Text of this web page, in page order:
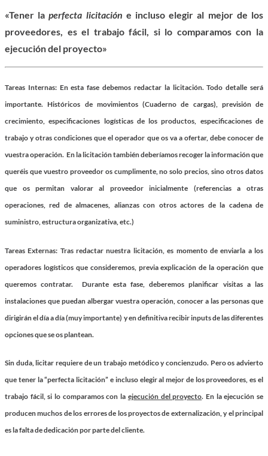
«Tener laperfecta licitación e incluso elegir al mejor de los
proveedores, es el trabajo fácil, si lo comparamos con la
ejecución del proyecto»
Tareas Internas: En esta fase debemos redactar la licitación. Todo detalle será
importante. Históricos de movimientos (Cuaderno de cargas), previsión de
crecimiento, especificaciones logísticas de los productos, especificaciones de
trabajo y otras condiciones que el operador que os va a ofertar, debe conocer de
vuestra operación. En la licitación también deberíamos recoger la información que
queréis que vuestro proveedor os cumplimente, no solo precios, sino otros datos
que os permitan valorar al proveedor inicialmente (referencias a otras
operaciones, red de almacenes, alianzas con otros actores de la cadena de
suministro, estructura organizativa, etc.)
Tareas Externas: Tras redactar nuestra licitación, es momento de enviarla a los
operadores logísticos que consideremos, previa explicación de la operación que
queremos contratar. Durante esta fase, deberemos planificar visitas a las
instalaciones que puedan albergar vuestra operación, conocer a las personas que
dirigirán el día a día (muy importante) y en definitiva recibir inputs de las diferentes
opciones que se os plantean.
Sin duda, licitar requiere de un trabajo metódico y concienzudo. Pero os advierto
que tener la “perfecta licitación” e incluso elegir al mejor de los proveedores, es el
trabajo fácil, si lo comparamos con la ejecución del proyecto. En la ejecución se
producen muchos de los errores de los proyectos de externalización, y el principal
es la falta de dedicación por parte del cliente.